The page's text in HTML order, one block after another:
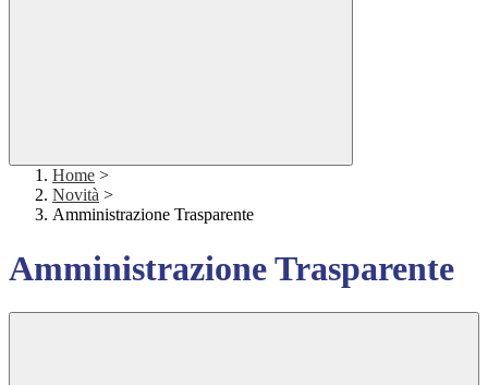
Home >
Novità >
Amministrazione Trasparente
Amministrazione Trasparente